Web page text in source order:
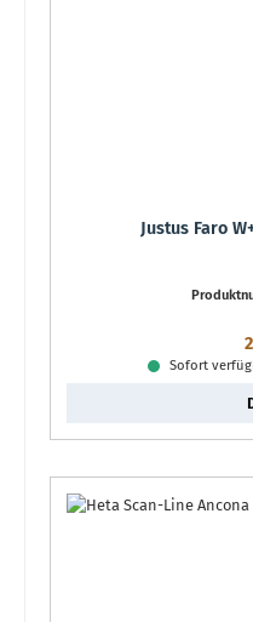
Justus Faro
Sofort